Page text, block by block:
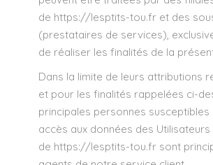
de https://lesptits-tou.fr et des
(prestataires de services),
de réaliser les finalités de la
Dans la limite de leurs attributions
et pour les finalités rappelées ci-
principales personnes susceptibles
accès aux données des Utilisateurs
de https://lesptits-tou.fr sont